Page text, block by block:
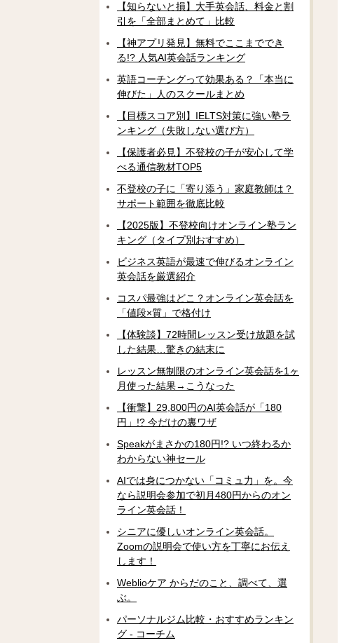
【知らないと損】大手英会話、料金と割
引を「全部まとめて」比較
【神アプリ発見】無料でここまででき
る!? 人気AI英会話ランキング
英語コーチングって効果ある？「本当に
伸びた」人のスクールまとめ
【目標スコア別】IELTS対策に強い塾ラ
ンキング（失敗しない選び方）
【保護者必見】不登校の子が安心して学
べる通信教材TOP5
不登校の子に「寄り添う」家庭教師は？
サポート範囲を徹底比較
【2025版】不登校向けオンライン塾ラン
キング（タイプ別おすすめ）
ビジネス英語が最速で伸びるオンライン
英会話を厳選紹介
コスパ最強はどこ？オンライン英会話を
「値段×質」で格付け
【体験談】72時間レッスン受け放題を試
した結果…驚きの結末に
レッスン無制限のオンライン英会話を1ヶ
月使った結果→こうなった
【衝撃】29,800円のAI英会話が「180
円」!? 今だけの裏ワザ
Speakがまさかの180円!? いつ終わるか
わからない神セール
AIでは身につかない「コミュ力」を。今
なら説明会参加で初月480円からのオン
ライン英会話！
シニアに優しいオンライン英会話。
Zoomの説明会で使い方を丁寧にお伝え
します！
Weblioケア からだのこと、調べて、選
ぶ。
パーソナルジム比較・おすすめランキン
グ - コーチム